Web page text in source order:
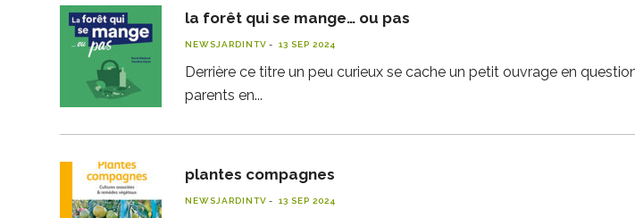
la forêt qui se mange… ou pas
NEWSJARDINTV 13 SEP 2024
Derrière ce titre un peu curieux se cache un petit ouvrage en
parents en
plantes compagnes
NEWSJARDINTV 13 SEP 2024